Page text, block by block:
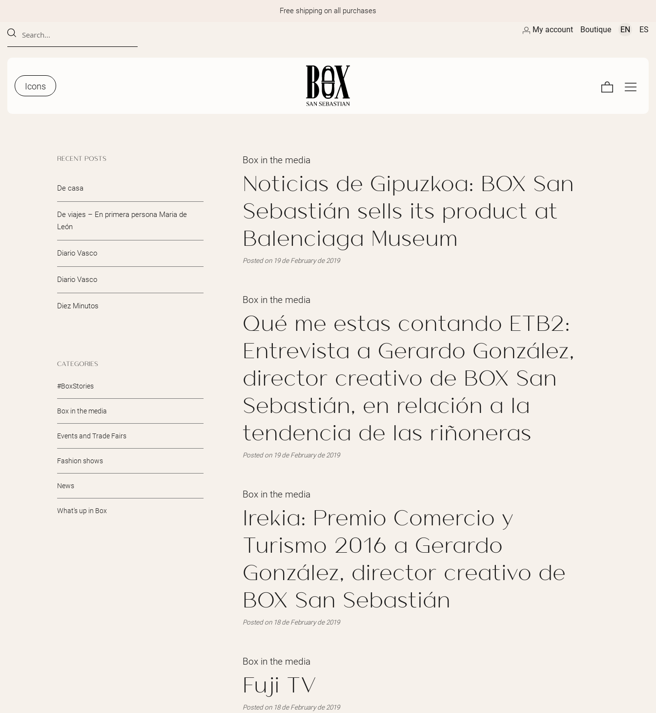
Free shipping on all purchases
My account Boutique EN ES
Icons
Icons
Box in the media
Noticias de Gipuzkoa: BOX San
Sebastián sells its product at
Balenciaga Museum
Posted on 19 de February de 2019
Box in the media
Qué me estas contando ETB2:
Entrevista a Gerardo González,
director creativo de BOX San
Sebastián, en relación a la
tendencia de las riñoneras
Posted on 19 de February de 2019
Box in the media
Irekia: Premio Comercio y
Turismo 2016 a Gerardo
González, director creativo de
BOX San Sebastián
Posted on 18 de February de 2019
Box in the media
Fuji TV
Posted on 18 de February de 2019
RECENT POSTS
De casa
De viajes – En primera persona Maria de
León
Diario Vasco
Diario Vasco
Diez Minutos
CATEGORIES
#BoxStories
Box in the media
Events and Trade Fairs
Fashion shows
News
What's up in Box